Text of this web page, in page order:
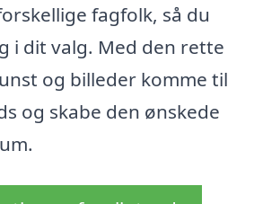
fagfolk, så du
i dit valg. Med den rette
og billeder komme til
og skabe den ønskede